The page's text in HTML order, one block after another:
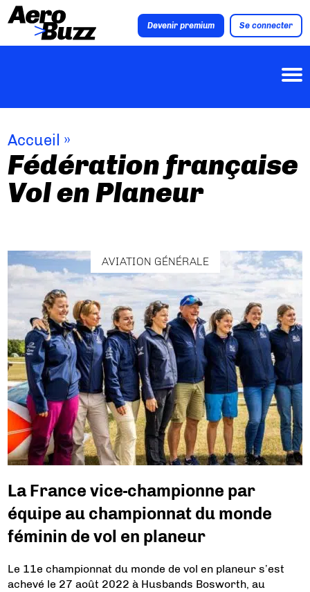
Devenir premium Se connecter
Accueil »
Fédération française
Vol en Planeur
AVIATION GÉNÉRALE
La France vice-championne par
équipe au championnat du monde
féminin de vol en planeur
Le 11e championnat du monde de vol en planeur s’est
achevé le 27 août 2022 à Husbands Bosworth, au